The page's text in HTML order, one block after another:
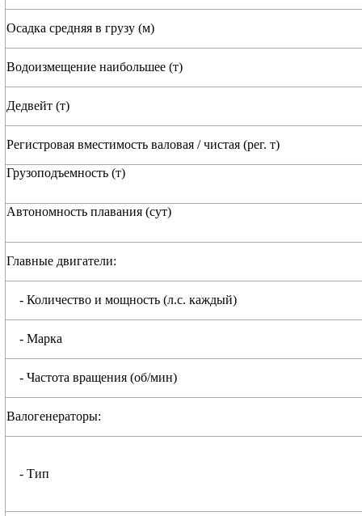
Осадка средняя в грузу (м)
Водоизмещение наибольшее (т)
Дедвейт (т)
Регистровая вместимость валовая / чистая (рег. т)
Грузоподъемность (т)
Автономность плавания (сут)
Главные двигатели:
- Количество и мощность (л.с. каждый)
- Марка
- Частота вращения (об/мин)
Валогенераторы:
- Тип